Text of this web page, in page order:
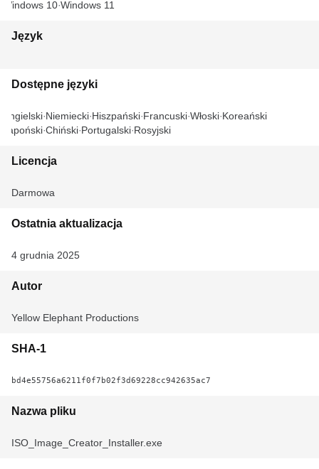
Windows 10 Windows 11
Język
Dostępne języki
Angielski Niemiecki Hiszpański Francuski Włoski Koreański
Japoński Chiński Portugalski Rosyjski
Licencja
Darmowa
Ostatnia aktualizacja
4 grudnia 2025
Autor
‪Yellow Elephant Productions‬
SHA-1
bd4e55756a6211f0f7b02f3d69228cc942635ac7
Nazwa pliku
ISO_Image_Creator_Installer.exe